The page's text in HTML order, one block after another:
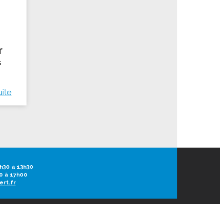
à 13h30
à 17h00